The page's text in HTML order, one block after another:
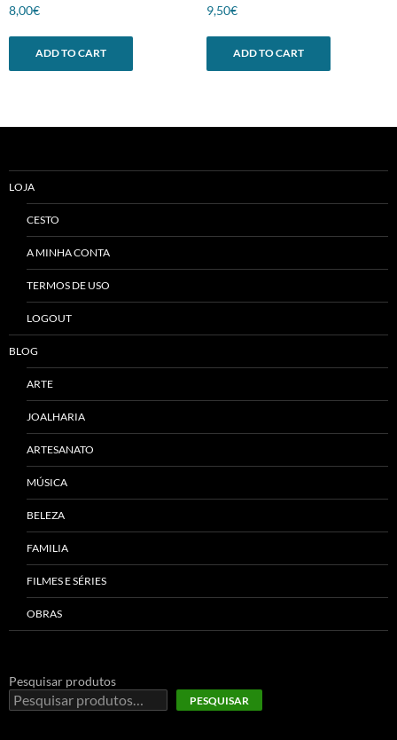
8,00€
ADD TO CART
9,50€
ADD TO CART
LOJA
CESTO
A MINHA CONTA
TERMOS DE USO
LOGOUT
BLOG
ARTE
JOALHARIA
ARTESANATO
MÚSICA
BELEZA
FAMILIA
FILMES E SÉRIES
OBRAS
Pesquisar produtos
PESQUISAR